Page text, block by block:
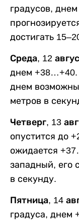
градусов,
достигать
Среда, 12
днем +38…+40.
днем
метров в
Четверг, 13
опустится до
ожидается
западный, его
в секунду.
Пятница, 14
градуса, днем